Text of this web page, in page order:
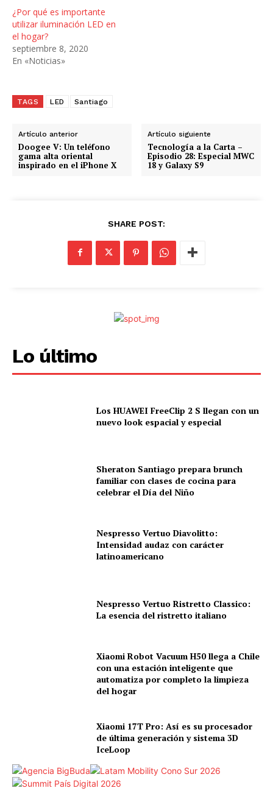
.
.
.
¿Por qué es importante
utilizar iluminación LED en
el hogar?
septiembre 8, 2020
En «Noticias»
TAGS LED Santiago
Artículo anterior
Doogee V: Un teléfono
gama alta oriental
inspirado en el iPhone X
Artículo siguiente
Tecnología a la Carta –
Episodio 28: Especial MWC
18 y Galaxy S9
SHARE POST:
Lo último
Los HUAWEI FreeClip 2 S llegan con un
nuevo look espacial y especial
Sheraton Santiago prepara brunch
familiar con clases de cocina para
celebrar el Día del Niño
Nespresso Vertuo Diavolitto:
Intensidad audaz con carácter
latinoamericano
Nespresso Vertuo Ristretto Classico:
La esencia del ristretto italiano
Xiaomi Robot Vacuum H50 llega a Chile
con una estación inteligente que
automatiza por completo la limpieza
del hogar
Xiaomi 17T Pro: Así es su procesador
de última generación y sistema 3D
IceLoop